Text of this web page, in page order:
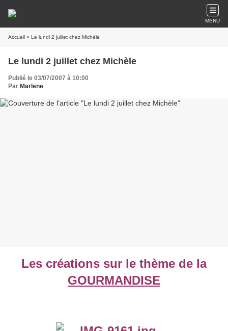
MENU
Accueil » Le lundi 2 juillet chez Michèle
Le lundi 2 juillet chez Michèle
Publié le 03/07/2007 à 10:00
Par Marlene
Les créations sur le thème de la
GOURMANDISE